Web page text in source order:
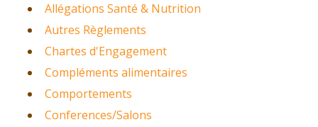
Allégations Santé & Nutrition
Autres Règlements
Chartes d'Engagement
Compléments alimentaires
Comportements
Conferences/Salons